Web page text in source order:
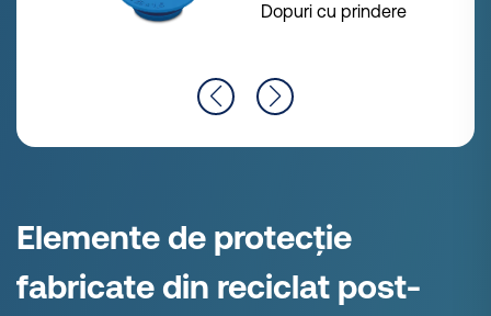
Dopuri cu prindere
Elemente de protecție
fabricate din reciclat post-